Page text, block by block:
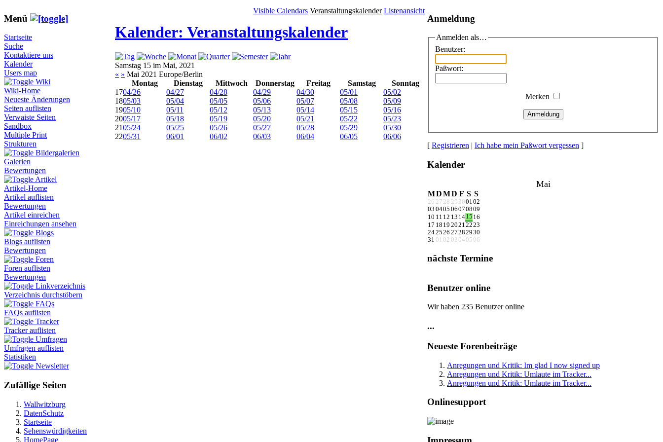
Menü
Startseite
Suche
Kontaktiere uns
Kalender
Users map
Wiki
Wiki-Home
Neueste Änderungen
Seiten auflisten
Verwaiste Seiten
Sandbox
Multiple Print
Strukturen
Bildergalerien
Galerien
Bewertungen
Artikel
Artikel-Home
Artikel auflisten
Bewertungen
Artikel einreichen
Einreichungen ansehen
Blogs
Blogs auflisten
Bewertungen
Foren
Foren auflisten
Bewertungen
Linkverzeichnis
Verzeichnis durchstöbern
FAQs
FAQs auflisten
Tracker
Tracker auflisten
Umfragen
Umfragen auflisten
Statistiken
Newsletter
Zufällige Seiten
Wallwitzburg
DatenSchutz
Startseite
Sehenswürdigkeiten
HomePage
Visible Calendars Veranstaltungskalender Listenansicht
Kalender: Veranstaltungskalender
Samstag 15 im Mai, 2021
« » Mai 2021 Europe/Berlin
Montag
Dienstag Mittwoch Donnerstag Freitag Samstag
Sonntag
1704/26 04/27 04/28 04/29 04/30 05/01
05/02
1805/03 05/04 05/05 05/06 05/07 05/08
05/09
1905/10 05/11 05/12 05/13 05/14 05/15
05/16
2005/17 05/18 05/19 05/20 05/21 05/22
05/23
2105/24 05/25 05/26 05/27 05/28 05/29
05/30
2205/31 06/01 06/02 06/03 06/04 06/05 06/06
Anmeldung
Anmelden als…
Benutzer:
Paßwort:
Merken
Anmeldung
[ Registrieren | Ich habe mein Paßwort vergessen ]
Kalender
Mai
MDMD F S S
26 27 28 29 300102
03 0405 06070809
10 11 12 13 1415 16
17 18 19 20212223
242526 27282930
31 01 02 03 04 05 06
nächste Termine
Benutzer online
Wir haben 235 Benutzer online
...
Neueste Forenbeiträge
Anregungen und Kritik: Im glad I now signed up
Anregungen und Kritik: Umlaute im Tracker...
Anregungen und Kritik: Umlaute im Tracker...
Onlinesupport